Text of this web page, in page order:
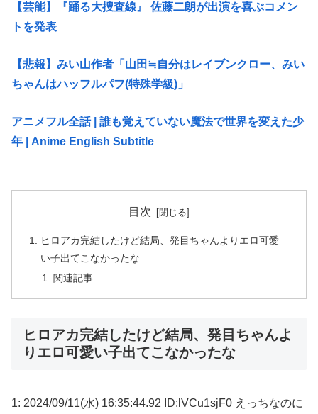
【芸能】『踊る大捜査線』 佐藤二朗が出演を喜ぶコメン
トを発表
【悲報】みい山作者「山田≒自分はレイブンクロー、みい
ちゃんはハッフルパフ(特殊学級)」
アニメフル全話 | 誰も覚えていない魔法で世界を変えた少
年 | Anime English Subtitle
目次
ヒロアカ完結したけど結局、発目ちゃんよりエロ可愛
い子出てこなかったな
関連記事
ヒロアカ完結したけど結局、発目ちゃんよ
りエロ可愛い子出てこなかったな
1: 2024/09/11(水) 16:35:44.92 ID:lVCu1sjF0 えっちなのに